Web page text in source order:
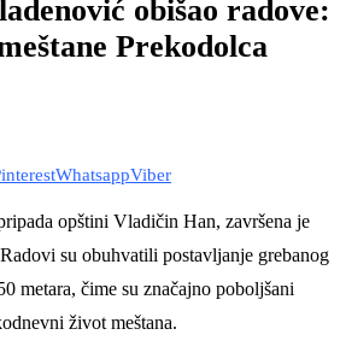
obišao radove:
Prekodolca
WhatsappViber
opštini Vladičin Han, završena je
su obuhvatili postavljanje grebanog
metara, čime su značajno poboljšani
život meštana.